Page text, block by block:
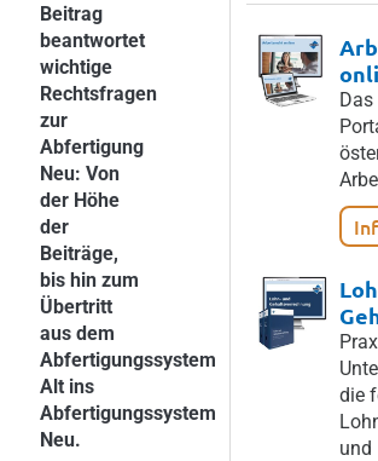
Beitrag
beantwortet
wichtige
Rechtsfragen
zur
Abfertigung
Neu: Von
der Höhe
der
Beiträge,
bis hin zum
Übertritt
aus dem
Abfertigungssystem
Alt ins
Abfertigungssystem
Neu.
Das
die
und